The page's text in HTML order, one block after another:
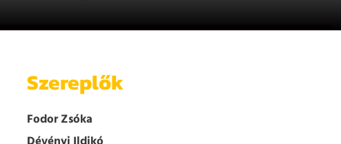
Szereplők
Fodor Zsóka